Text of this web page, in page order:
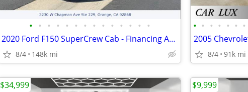
• • • • • • • • • • • • • •
2020 Ford F150 SuperCrew Cab - Financing Available!
8/4 148k mi
• • • • • • •
8/4 91k mi
$34,999 $9,999